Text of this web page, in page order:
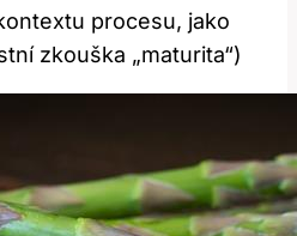
procesu, jako
zkouška „maturita“)